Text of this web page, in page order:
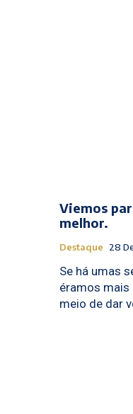
Viemos
melhor.
Destaque 28
Se há umas
éramos mais
meio de dar